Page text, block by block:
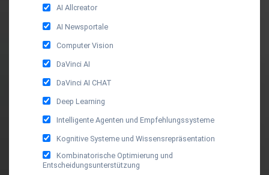
AI Allcreator
AI Newsportale
Computer Vision
DaVinci AI
DaVinci AI CHAT
Deep Learning
Intelligente Agenten und Empfehlungssysteme
Kognitive Systeme und Wissensrepräsentation
Kombinatorische Optimierung und
Entscheidungsunterstützung